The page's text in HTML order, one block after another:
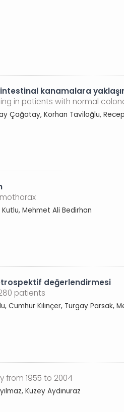
kanamalara
in patients with normal
Çağatay, Korhan Taviloğlu, Recep
Mehmet Ali Bedirhan
değerlendirmesi
patients
Cumhur Kılınçer, Turgay
from 1955 to 2004
Kuzey Aydınuraz